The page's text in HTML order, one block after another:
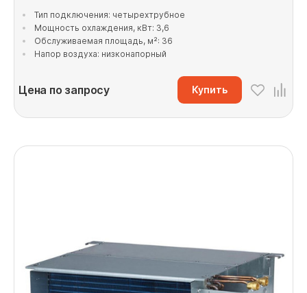
Тип подключения: четырехтрубное
Мощность охлаждения, кВт: 3,6
Обслуживаемая площадь, м²: 36
Напор воздуха: низконапорный
Цена по запросу Купить